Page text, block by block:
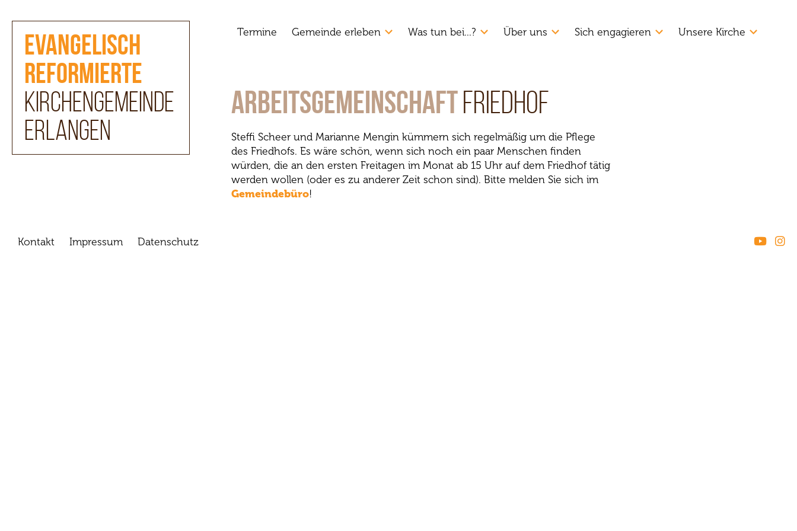
Evangelisch
reformierte
Kirchengemeinde
Erlangen
Termine Gemeinde erleben Was tun bei...? Über uns Sich engagieren Unsere Kirche
Arbeitsgemeinschaft Friedhof
Steffi Scheer und Marianne Mengin kümmern sich regelmäßig um die Pflege
des Friedhofs. Es wäre schön, wenn sich noch ein paar Menschen finden
würden, die an den ersten Freitagen im Monat ab 15 Uhr auf dem Friedhof tätig
werden wollen (oder es zu anderer Zeit schon sind). Bitte melden Sie sich im
Gemeindebüro!
Kontakt Impressum Datenschutz